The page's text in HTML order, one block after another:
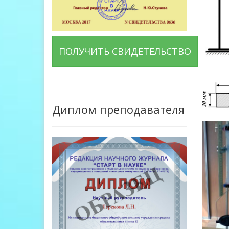
ПОЛУЧИТЬ СВИДЕТЕЛЬСТВО
Диплом преподавателя